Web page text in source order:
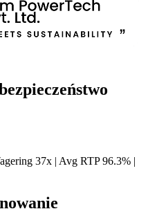
37x | Avg RTP 96.3% |